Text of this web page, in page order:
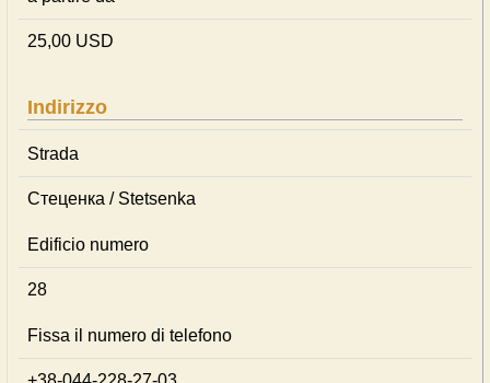
25,00 USD
Indirizzo
Strada
Стеценка / Stetsenka
Edificio numero
28
Fissa il numero di telefono